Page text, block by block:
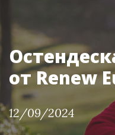
от Renew
12/09/2024